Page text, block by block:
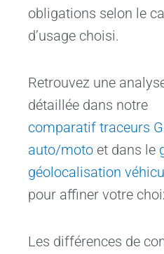
obligations selon le
d’usage choisi.
Retrouvez une
détaillée dans notre
comparatif traceurs
auto/moto et dans le
géolocalisation
pour affiner votre
Les différences de